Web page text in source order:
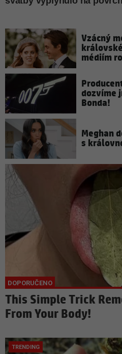
Vzácný
médiím
dozvíme
Bonda!
Meghan
s
This Simple Trick
From Your Body!